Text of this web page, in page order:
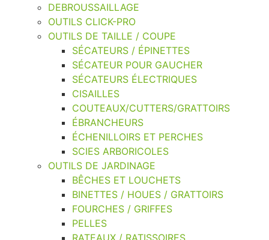
DEBROUSSAILLAGE
OUTILS CLICK-PRO
OUTILS DE TAILLE / COUPE
SÉCATEURS / ÉPINETTES
SÉCATEUR POUR GAUCHER
SÉCATEURS ÉLECTRIQUES
CISAILLES
COUTEAUX/CUTTERS/GRATTOIRS
ÉBRANCHEURS
ÉCHENILLOIRS ET PERCHES
SCIES ARBORICOLES
OUTILS DE JARDINAGE
BÊCHES ET LOUCHETS
BINETTES / HOUES / GRATTOIRS
FOURCHES / GRIFFES
PELLES